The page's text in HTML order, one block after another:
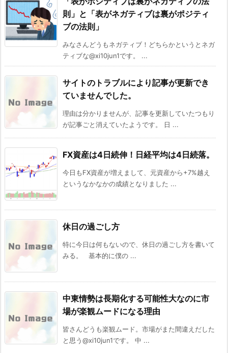
則」と「表がネガティブは裏がポジティ
ブの法則」
みなさんどうもネガティブ！どちらかというとネガ
ティブな@xi10jun1です。 ...
サイトのトラブルにより記事が更新でき
ていませんでした。
理由は分かりませんが、記事を更新していたつもり
が記事ごと消えていたようです。 日 ...
FX資産は4日続伸！日経平均は4日続落。
今日もFX資産が増えまして、元資産から+7%越え
というなかなかの成績となりました ...
休日の過ごし方
特に今日は何もないので、休日の過ごし方を書いて
みる。 基本的に僕の ...
中東情勢は長期化する可能性大なのに市
場が楽観ムードになる理由
皆さんどうも楽観ムード。市場がまた間違えだした
と思う@xi10jun1です。 中 ...